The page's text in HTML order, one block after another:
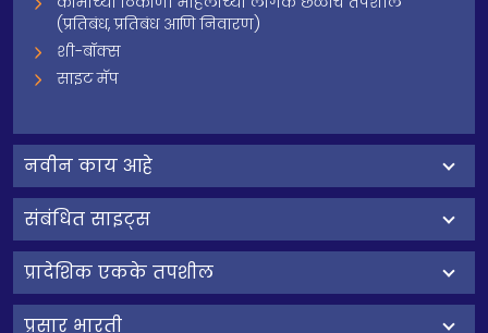
(प्रतिबंध, प्रतिबंध आणि निवारण)
शी-बॉक्स
साइट मॅप
नवीन काय आहे
संबंधित साइट्स
प्रादेशिक एकके तपशील
प्रसार भारती